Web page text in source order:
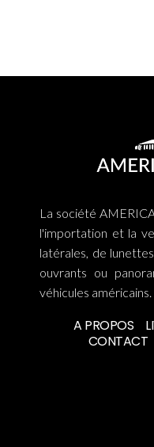
La société
l'importation et la
latérales, de
ouvrants ou
véhicules américains.
A PROPOS
CONTACT